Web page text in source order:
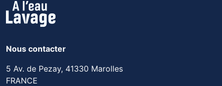
Nous contacter
5 Av. de Pezay, 41330 Marolles
FRANCE